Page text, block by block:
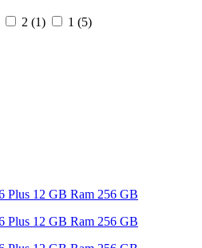
2 (1) 1 (5)